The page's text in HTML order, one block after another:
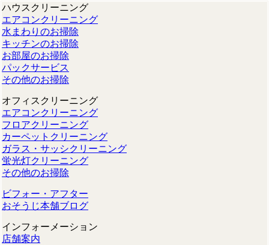
ハウスクリーニング
エアコンクリーニング
水まわりのお掃除
キッチンのお掃除
お部屋のお掃除
パックサービス
その他のお掃除
オフィスクリーニング
エアコンクリーニング
フロアクリーニング
カーペットクリーニング
ガラス・サッシクリーニング
蛍光灯クリーニング
その他のお掃除
ビフォー・アフター
おそうじ本舗ブログ
インフォーメーション
店舗案内